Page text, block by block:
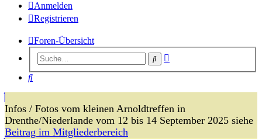
Anmelden
Registrieren
Foren-Übersicht
Suche
Suche
Infos / Fotos vom kleinen Arnoldtreffen in
Drenthe/Niederlande vom 12 bis 14 September 2025 siehe
Beitrag im Mitgliederbereich